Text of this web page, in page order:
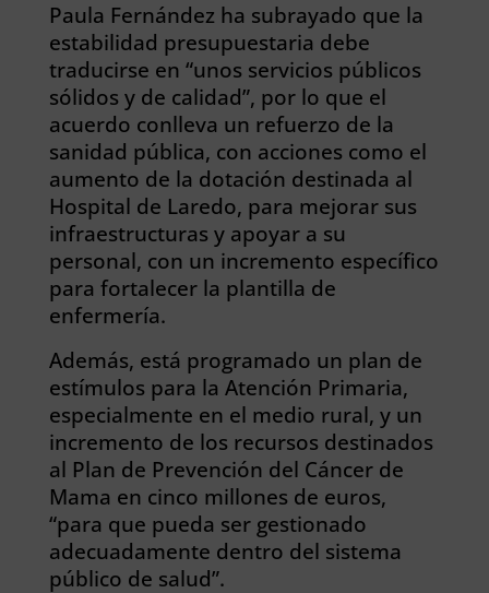
Paula Fernández ha subrayado que la
estabilidad presupuestaria debe
traducirse en “unos servicios públicos
sólidos y de calidad”, por lo que el
acuerdo conlleva un refuerzo de la
sanidad pública, con acciones como el
aumento de la dotación destinada al
Hospital de Laredo, para mejorar sus
infraestructuras y apoyar a su
personal, con un incremento específico
para fortalecer la plantilla de
enfermería.
Además, está programado un plan de
estímulos para la Atención Primaria,
especialmente en el medio rural, y un
incremento de los recursos destinados
al Plan de Prevención del Cáncer de
Mama en cinco millones de euros,
“para que pueda ser gestionado
adecuadamente dentro del sistema
público de salud”.